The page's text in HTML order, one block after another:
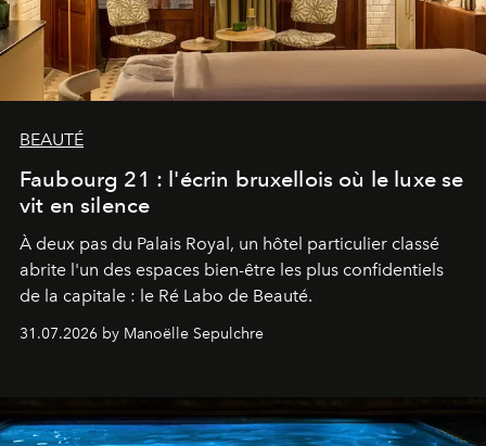
BEAUTÉ
Faubourg 21 : l'écrin bruxellois où le luxe se
vit en silence
À deux pas du Palais Royal, un hôtel particulier classé
abrite l'un des espaces bien-être les plus confidentiels
de la capitale : le Ré Labo de Beauté.
31.07.2026 by Manoëlle Sepulchre